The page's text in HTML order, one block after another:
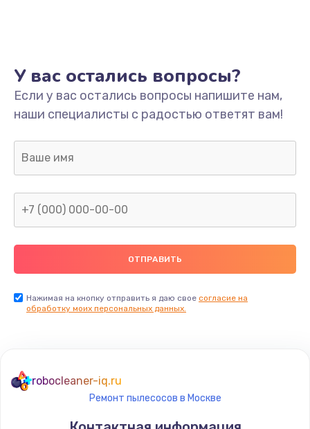
Декальцинация
430 руб.
Заказать
Замена термодатчика
580 руб.
Заказать
590 руб.
У вас остались вопросы?
Если у вас остались вопросы напишите нам,
наши специалисты с радостью ответят вам!
Нажимая на кнопку отправить я даю свое согласие на
обработку моих персональных данных.
robocleaner-iq.ru
Ремонт пылесосов в Москве